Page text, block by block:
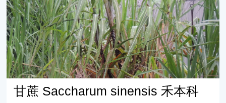
甘蔗 Saccharum sinensis 禾本科